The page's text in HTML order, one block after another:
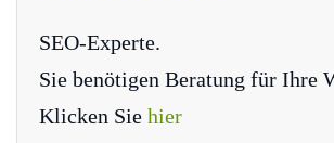
SEO-Experte.
Sie benötigen Beratung für Ihre
Klicken Sie hier